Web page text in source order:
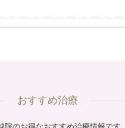
おすすめ治療